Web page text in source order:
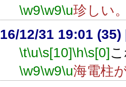
\w9\w9\u珍しい
16/12/31 19:01 (35)
\t\u\s[10]\h\s[0]
\w9\w9\u海電柱